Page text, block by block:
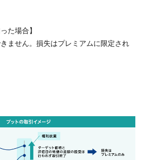
た場合】
ません。損失はプレミアムに限定され